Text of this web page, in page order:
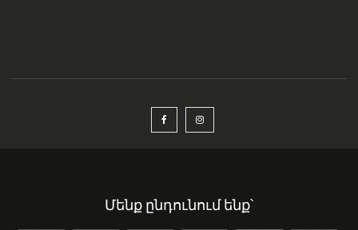
Մենք ընդունում ենք՝